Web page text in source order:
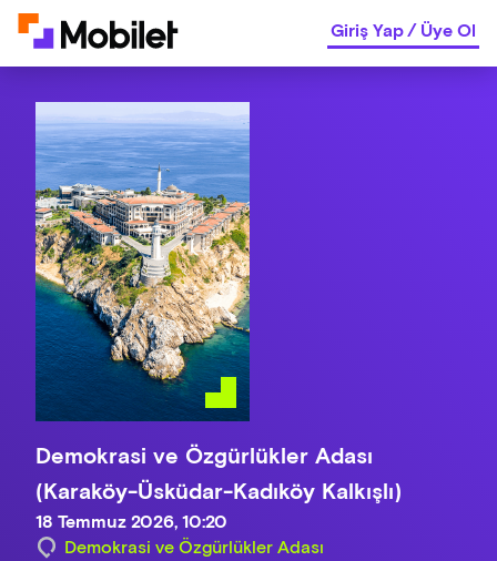
Giriş Yap/Üye Ol
Demokrasi ve Özgürlükler Adası
(Karaköy-Üsküdar-Kadıköy Kalkışlı)
18 Temmuz 2026, 10:20
Demokrasi ve Özgürlükler Adası